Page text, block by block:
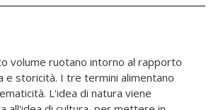
volume ruotano intorno al rapporto
e storicità. I tre termini alimentano
L'idea di natura viene